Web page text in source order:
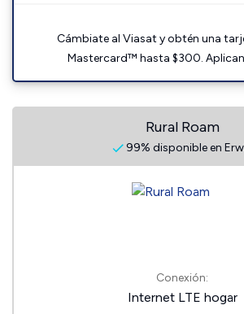
Cámbiate al Viasat y obtén una
Mastercard™ hasta $300.
Rural Roam
99% disponible en
Conexión:
Internet LTE hogar